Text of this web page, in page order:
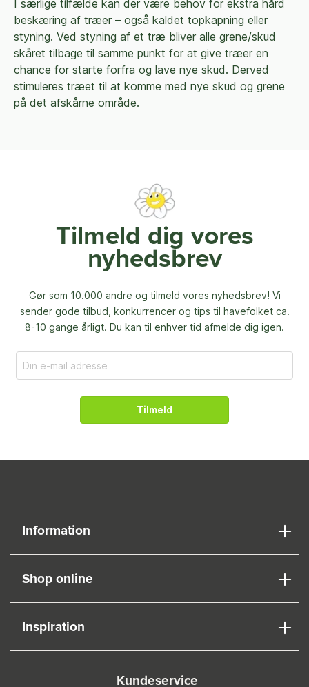
I særlige tilfælde kan der være behov for ekstra hård
beskæring af træer – også kaldet topkapning eller
styning. Ved styning af et træ bliver alle grene/skud
skåret tilbage til samme punkt for at give træer en
chance for starte forfra og lave nye skud. Derved
stimuleres træet til at komme med nye skud og grene
på det afskårne område.
Tilmeld dig vores
nyhedsbrev
Gør som 10.000 andre og tilmeld vores nyhedsbrev! Vi
sender gode tilbud, konkurrencer og tips til havefolket ca.
8-10 gange årligt. Du kan til enhver tid afmelde dig igen.
Tilmeld
Information
Shop online
Inspiration
Kundeservice